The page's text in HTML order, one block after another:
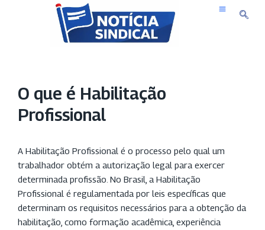
O que é Habilitação
Profissional
A Habilitação Profissional é o processo pelo qual um
trabalhador obtém a autorização legal para exercer
determinada profissão. No Brasil, a Habilitação
Profissional é regulamentada por leis específicas que
determinam os requisitos necessários para a obtenção da
habilitação, como formação acadêmica, experiência